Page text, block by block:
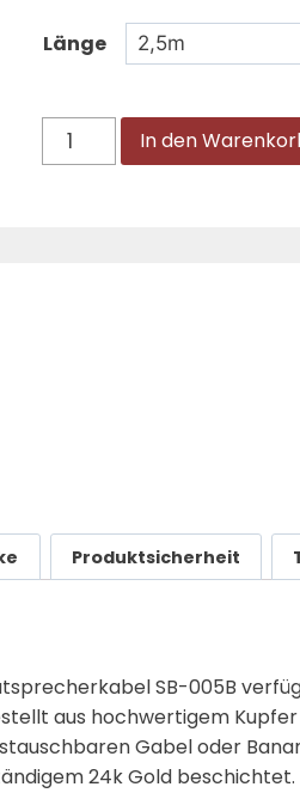
Länge
In den
Produktsicherheit
SB-005B
aus hochwertigem
Gabel oder
24k Gold beschichtet.